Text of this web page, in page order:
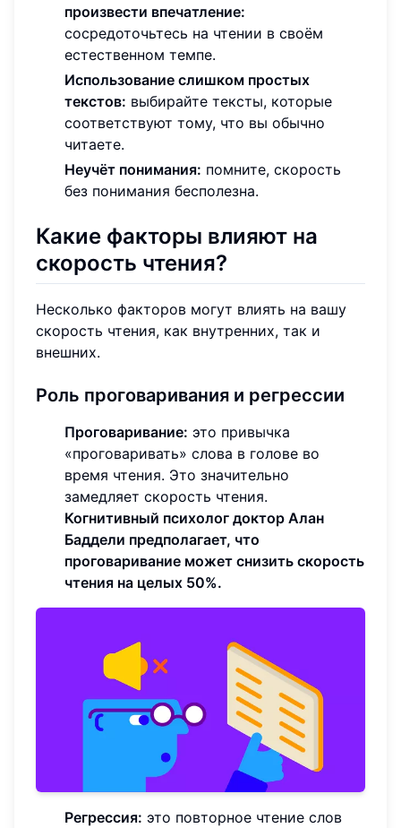
произвести впечатление:
сосредоточьтесь на чтении в своём
естественном темпе.
Использование слишком простых
текстов: выбирайте тексты, которые
соответствуют тому, что вы обычно
читаете.
Неучёт понимания: помните, скорость
без понимания бесполезна.
Какие факторы влияют на
скорость чтения?
Несколько факторов могут влиять на вашу
скорость чтения, как внутренних, так и
внешних.
Роль проговаривания и регрессии
Проговаривание: это привычка
«проговаривать» слова в голове во
время чтения. Это значительно
замедляет скорость чтения.
Когнитивный психолог доктор Алан
Баддели предполагает, что
проговаривание может снизить скорость
чтения на целых 50%.
Регрессия: это повторное чтение слов